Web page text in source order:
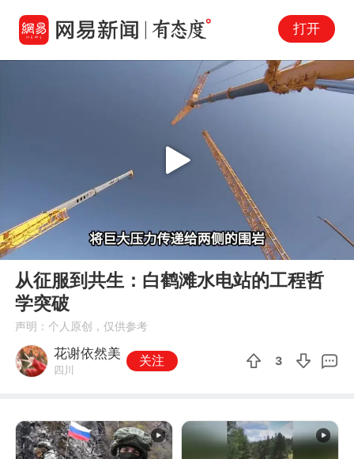
打开
00:00 01:12
Play
从征服到共生：白鹤滩水电站的工程哲
学突破
声明：个人原创，仅供参考
花谢依然美
四川
关注 3